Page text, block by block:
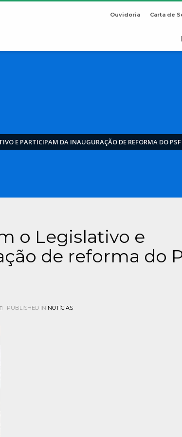
Ouvidoria Carta de
E PARTICIPAM DA INAUGURAÇÃO DE REFORMA DO
o Legislativo e
de reforma do
PUBLISHED IN NOTÍCIAS